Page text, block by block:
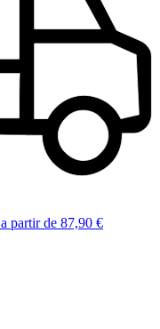
a partir de 87,90 €